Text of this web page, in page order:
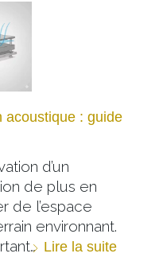
acoustique : guide
d’un
de plus en
de l’espace
environnant.
Lire la suite